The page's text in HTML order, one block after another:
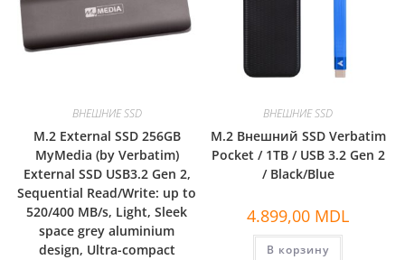
ВНЕШНИЕ SSD
M.2 External SSD 256GB
MyMedia (by Verbatim)
External SSD USB3.2 Gen 2,
Sequential Read/Write: up to
520/400 MB/s, Light, Sleek
space grey aluminium
design, Ultra-compact
ВНЕШНИЕ SSD
M.2 Внешний SSD Verbatim
Pocket / 1TB / USB 3.2 Gen 2
/ Black/Blue
4.899,00 MDL
В корзину